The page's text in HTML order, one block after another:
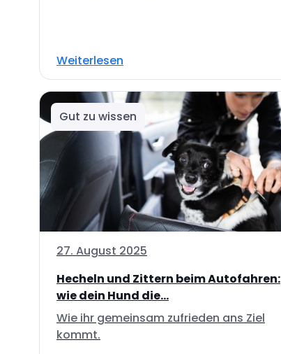
Weiterlesen
Gut zu wissen
27. August 2025
Hecheln und Zittern beim Autofahren:
wie dein Hund die...
Wie ihr gemeinsam zufrieden ans Ziel
kommt.